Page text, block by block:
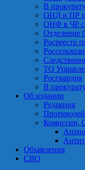
В
ОНД и ПР
ОНФ в ЧР
Отделение
Росреестр
ТО
Росгвардия
В
Об издании
Редакция
Комиссии,
Объявления
СВО